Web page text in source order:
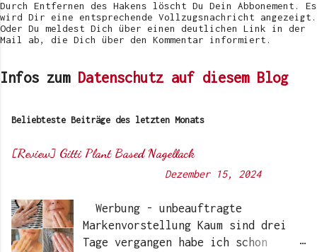
e
n
Durch Entfernen des Hakens löscht Du Dein Abbonement. Es
wird Dir eine entsprechende Vollzugsnachricht angezeigt.
Oder Du meldest Dich über einen deutlichen Link in der
Mail ab, die Dich über den Kommentar informiert.
Infos zum Datenschutz auf diesem Blog
Beliebteste Beiträge des letzten Monats
[Review] Gitti Plant Based Nagellack
Dezember 15, 2024
Werbung - unbeauftragte
Markenvorstellung Kaum sind drei
Tage vergangen habe ich schon